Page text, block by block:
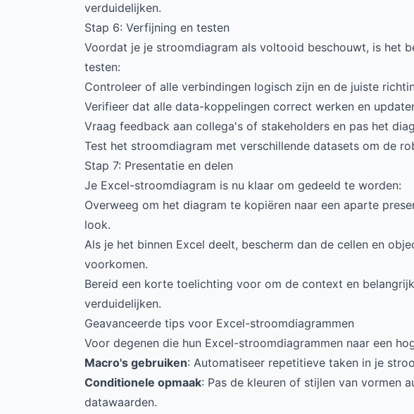
verduidelijken.
Stap 6: Verfijning en testen
Voordat je je stroomdiagram als voltooid beschouwt, is het
testen:
Controleer of alle verbindingen logisch zijn en de juiste
Verifieer dat alle data-koppelingen correct werken en
Vraag feedback aan collega's of stakeholders en pas het
Test het stroomdiagram met verschillende datasets om de
Stap 7: Presentatie en delen
Je Excel-stroomdiagram is nu klaar om gedeeld te worden:
Overweeg om het diagram te kopiëren naar een aparte
look.
Als je het binnen Excel deelt, bescherm dan de cellen en
voorkomen.
Bereid een korte toelichting voor om de context en
verduidelijken.
Geavanceerde tips voor Excel-stroomdiagrammen
Voor degenen die hun Excel-stroomdiagrammen naar een
Macro's gebruiken: Automatiseer repetitieve taken in je
Conditionele opmaak: Pas de kleuren of stijlen van vormen
datawaarden.